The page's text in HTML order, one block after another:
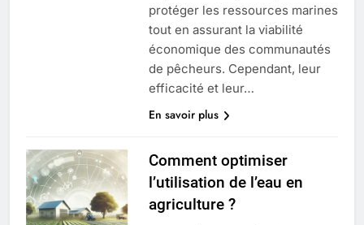
protéger les ressources marines
tout en assurant la viabilité
économique des communautés
de pêcheurs. Cependant, leur
efficacité et leur…
En savoir plus
Comment optimiser
l’utilisation de l’eau en
agriculture ?